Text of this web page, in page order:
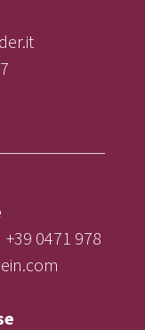
0471 978